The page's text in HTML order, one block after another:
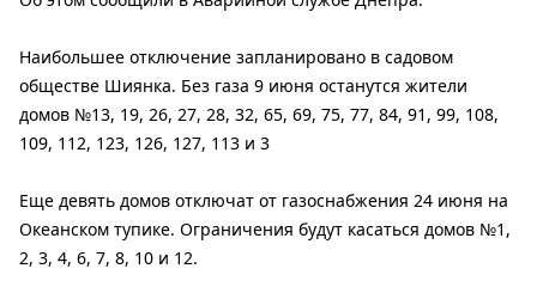
Наибольшее отключение запланировано в садовом
обществе Шиянка. Без газа 9 июня останутся жители
домов №13, 19, 26, 27, 28, 32, 65, 69, 75, 77, 84, 91, 99, 108,
109, 112, 123, 126, 127, 113 и 3
Еще девять домов отключат от газоснабжения 24 июня на
Океанском тупике. Ограничения будут касаться домов №1,
2, 3, 4, 6, 7, 8, 10 и 12.